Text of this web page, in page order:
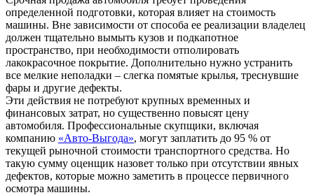
определенной подготовки, которая влияет на стоимость
машины. Вне зависимости от способа ее реализации владелец
должен тщательно вымыть кузов и подкапотное
пространство, при необходимости отполировать
лакокрасочное покрытие. Дополнительно нужно устранить
все мелкие неполадки – слегка помятые крылья, треснувшие
фары и другие дефекты.
Эти действия не потребуют крупных временных и
финансовых затрат, но существенно повысят цену
автомобиля. Профессиональные скупщики, включая
компанию «Авто-Выгода», могут заплатить до 95 % от
текущей рыночной стоимости транспортного средства. Но
такую сумму оценщик назовет только при отсутствии явных
дефектов, которые можно заметить в процессе первичного
осмотра машины.